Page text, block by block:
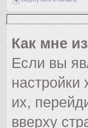
Как мне
Если вы
их,
вверху